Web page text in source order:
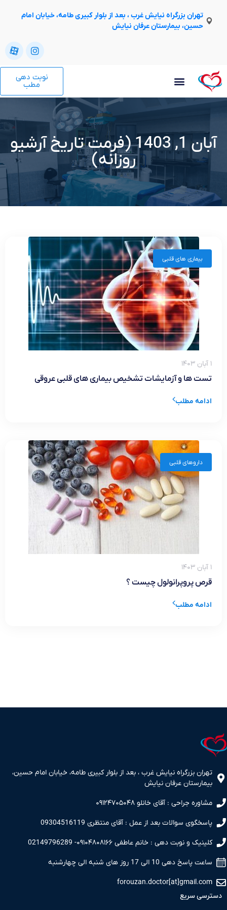
تهران بزرگراه نیایش غرب ، بعد از بلوار کبیری طامه، خیابان امام
حسین، بیمارستان عرفان نیایش
نوبت دهی
مطب
آبان 1, 1403 (فرمت تاریخ آرشیو
روزانه)
بیماری های قلبی
۱ آبان ۱۴۰۳
تست ها و آزمایشات تشخیص بیماری های قلبی عروقی
ادامه مطلب
داروهای قلبی
۱ آبان ۱۴۰۳
قرص پروپرانولول چیست ؟
ادامه مطلب
تهران بزرگراه نیایش غرب ، بعد از بلوار کبیری طامه، خیابان امام حسین،
بیمارستان عرفان نیایش
مشاوره جراحی : آقای خانلو ۰۹۱۲۴۷۰۵۰۴۸
پاسخگوی سوالات بعد از عمل : آقای منتظری 09304516119
کلینیک و نوبت دهی : خانم عاطفی ۰۹۱۰۴۸۰۸۱۶۶- 02149796289
ساعت پاسخ دهی 10 الی 17 روز های شنبه الی چهارشنبه
forouzan.doctor[at]gmail.com
دسترسی سریع